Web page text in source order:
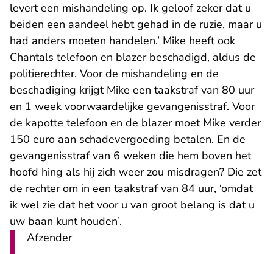
levert een mishandeling op. Ik geloof zeker dat u
beiden een aandeel hebt gehad in de ruzie, maar u
had anders moeten handelen.’ Mike heeft ook
Chantals telefoon en blazer beschadigd, aldus de
politierechter. Voor de mishandeling en de
beschadiging krijgt Mike een taakstraf van 80 uur
en 1 week voorwaardelijke gevangenisstraf. Voor
de kapotte telefoon en de blazer moet Mike verder
150 euro aan schadevergoeding betalen. En de
gevangenisstraf van 6 weken die hem boven het
hoofd hing als hij zich weer zou misdragen? Die zet
de rechter om in een taakstraf van 84 uur, ‘omdat
ik wel zie dat het voor u van groot belang is dat u
uw baan kunt houden’.
Afzender